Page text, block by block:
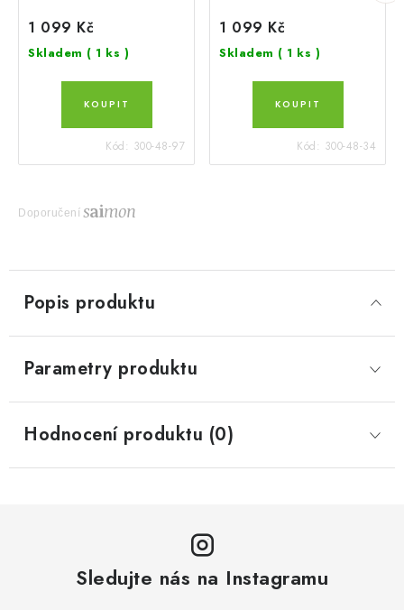
1 099 Kč
Skladem ( 1 ks )
Kód: 300-48-97
1 099 Kč
Skladem ( 1 ks )
Kód: 300-48-34
Doporučení
Popis produktu
Parametry produktu
Hodnocení produktu (0)
Sledujte nás na Instagramu